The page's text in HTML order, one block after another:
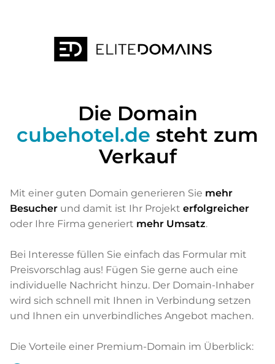
Die Domain
cubehotel.de steht zum
Verkauf
Mit einer guten Domain generieren Sie mehr
Besucher und damit ist Ihr Projekt erfolgreicher
oder Ihre Firma generiert mehr Umsatz.
Bei Interesse füllen Sie einfach das Formular mit
Preisvorschlag aus! Fügen Sie gerne auch eine
individuelle Nachricht hinzu. Der Domain-Inhaber
wird sich schnell mit Ihnen in Verbindung setzen
und Ihnen ein unverbindliches Angebot machen.
Die Vorteile einer Premium-Domain im Überblick: